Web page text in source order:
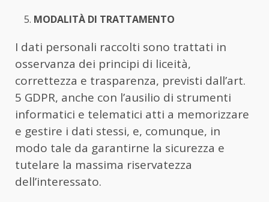
MODALITÀ DI TRATTAMENTO
I dati personali raccolti sono trattati in
osservanza dei principi di liceità,
correttezza e trasparenza, previsti dall’art.
5 GDPR, anche con l’ausilio di strumenti
informatici e telematici atti a memorizzare
e gestire i dati stessi, e, comunque, in
modo tale da garantirne la sicurezza e
tutelare la massima riservatezza
dell’interessato.